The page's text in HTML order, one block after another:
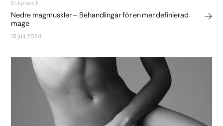
Bukplastik
Nedre magmuskler – Behandlingar för en mer definierad
mage
15 juli, 2024